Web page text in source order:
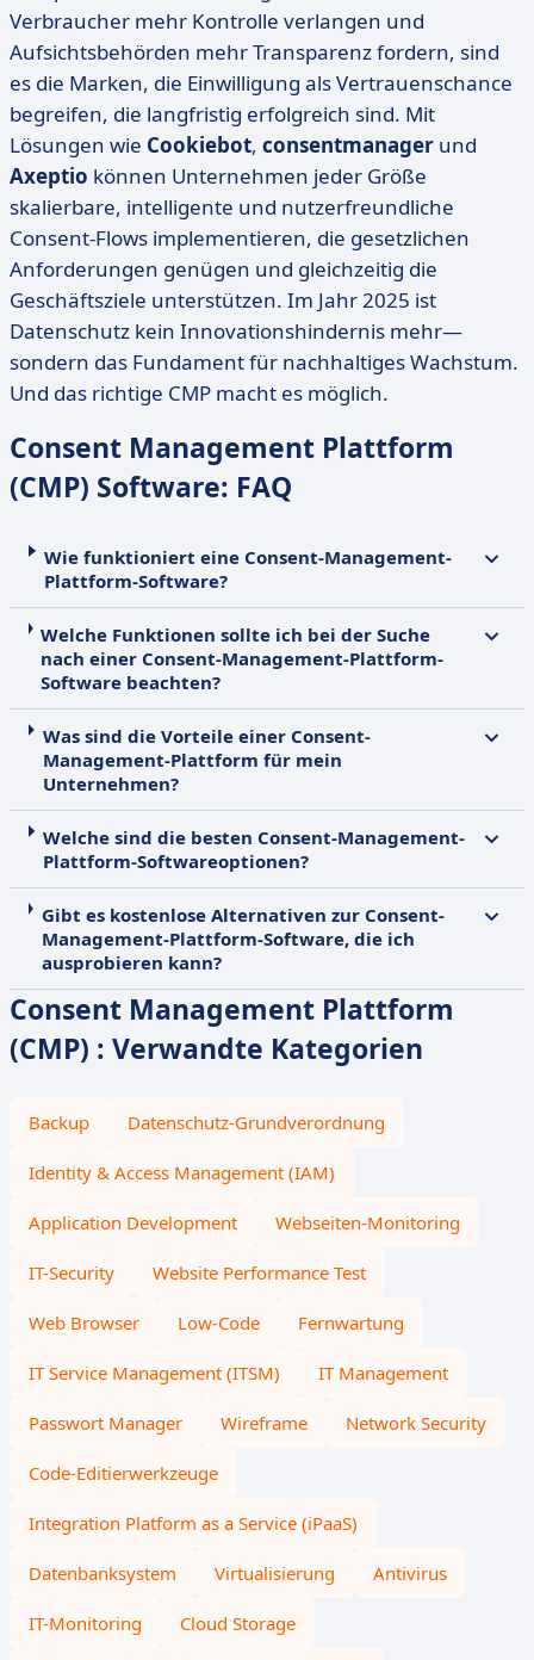
Verbraucher mehr Kontrolle verlangen und
Aufsichtsbehörden mehr Transparenz fordern, sind
es die Marken, die Einwilligung als Vertrauenschance
begreifen, die langfristig erfolgreich sind. Mit
Lösungen wie Cookiebot, consentmanager und
Axeptio können Unternehmen jeder Größe
skalierbare, intelligente und nutzerfreundliche
Consent-Flows implementieren, die gesetzlichen
Anforderungen genügen und gleichzeitig die
Geschäftsziele unterstützen. Im Jahr 2025 ist
Datenschutz kein Innovationshindernis mehr—
sondern das Fundament für nachhaltiges Wachstum.
Und das richtige CMP macht es möglich.
Consent Management Plattform
(CMP) Software: FAQ
Wie funktioniert eine Consent-Management-
Plattform-Software?
Welche Funktionen sollte ich bei der Suche
nach einer Consent-Management-Plattform-
Software beachten?
Was sind die Vorteile einer Consent-
Management-Plattform für mein
Unternehmen?
Welche sind die besten Consent-Management-
Plattform-Softwareoptionen?
Gibt es kostenlose Alternativen zur Consent-
Management-Plattform-Software, die ich
ausprobieren kann?
Consent Management Plattform
(CMP) : Verwandte Kategorien
Backup Datenschutz-Grundverordnung
Identity & Access Management (IAM)
Application Development Webseiten-Monitoring
IT-Security Website Performance Test
Web Browser Low-Code Fernwartung
IT Service Management (ITSM) IT Management
Passwort Manager Wireframe Network Security
Code-Editierwerkzeuge
Integration Platform as a Service (iPaaS)
Datenbanksystem Virtualisierung Antivirus
IT-Monitoring Cloud Storage